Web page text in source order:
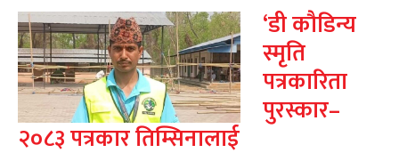
‘डी कौडिन्य
स्मृति
पत्रकारिता
पुरस्कार–
२०८३ पत्रकार तिम्सिनालाई